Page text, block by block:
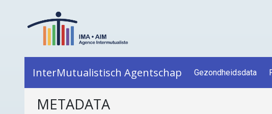
InterMutualistisch Agentschap Gezondheidsdata
METADATA